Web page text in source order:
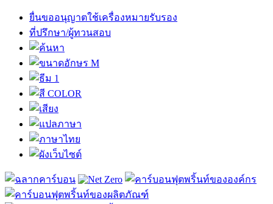
ยื่นขออนุญาตใช้เครื่องหมายรับรอง
ที่ปรึกษา/ผู้ทวนสอบ